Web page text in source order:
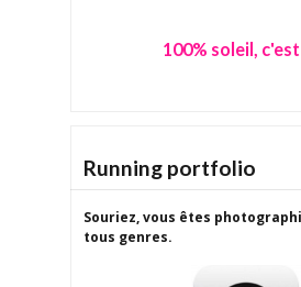
100% soleil,
Running portfolio
Souriez, vous êtes
tous genres.